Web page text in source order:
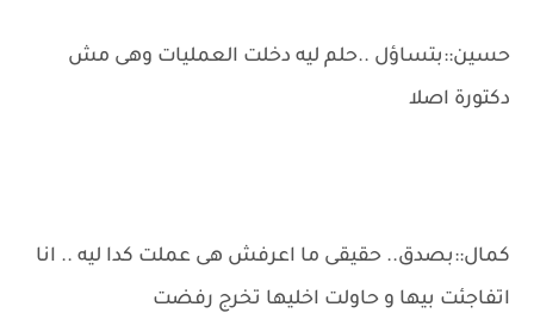
حسين::بتساؤل ..حلم ليه دخلت العمليات وهى مش
دكتورة اصلا
كمال::بصدق.. حقيقى ما اعرفش هى عملت كدا ليه .. انا
اتفاجئت بيها و حاولت اخليها تخرج رفضت